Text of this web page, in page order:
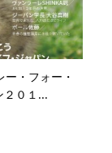
・フォー・
２０１...